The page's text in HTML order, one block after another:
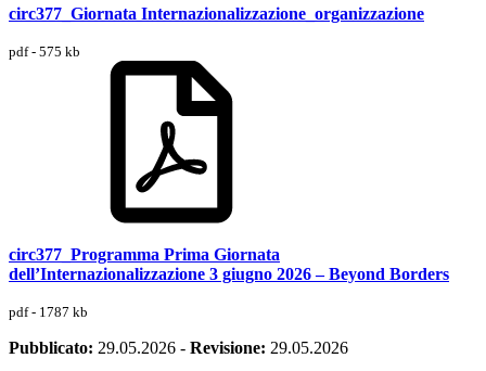
circ377_Giornata Internazionalizzazione_organizzazione
pdf - 575 kb
circ377_Programma Prima Giornata
dell’Internazionalizzazione 3 giugno 2026 – Beyond Borders
pdf - 1787 kb
Pubblicato: 29.05.2026 - Revisione: 29.05.2026